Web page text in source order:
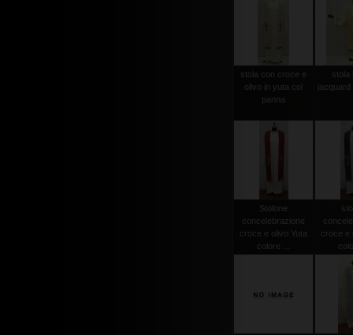
stola con croce e
olivo in yuta col
panna
stola
Stolone
concelebrazione
croce e olivo Yuta
colore ...
croce e